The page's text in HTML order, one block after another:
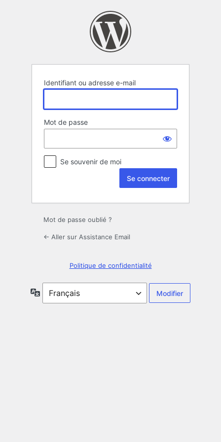
Identifiant ou adresse e-mail
Mot de passe
Se souvenir de moi
Mot de passe oublié ?
← Aller sur Assistance Email
Politique de confidentialité
Langue